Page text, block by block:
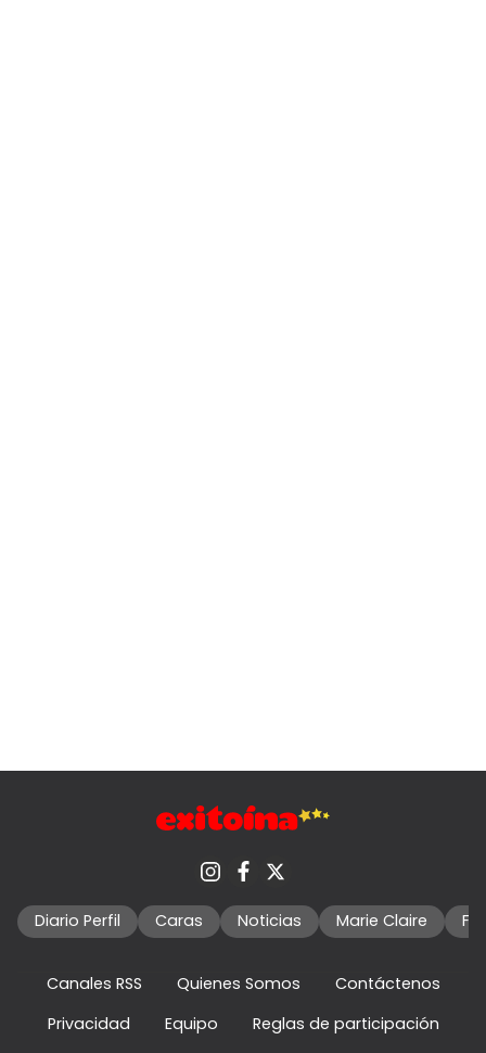
Diario Perfil Caras Noticias Marie Claire
Canales RSS Quienes Somos
Contáctenos
Privacidad
Equipo
Reglas de participación